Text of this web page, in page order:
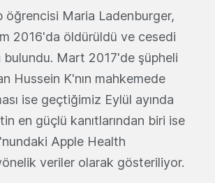
öğrencisi Maria Ladenburger,
2016'da öldürüldü ve cesedi
bulundu. Mart 2017'de şüpheli
Hussein K'nın mahkemede
ise geçtiğimiz Eylül ayında
en güçlü kanıtlarından biri ise
Apple Health
veriler olarak gösteriliyor.